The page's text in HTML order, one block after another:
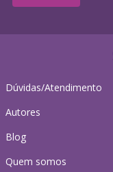
Dúvidas/Atendimento
Autores
Blog
Quem somos